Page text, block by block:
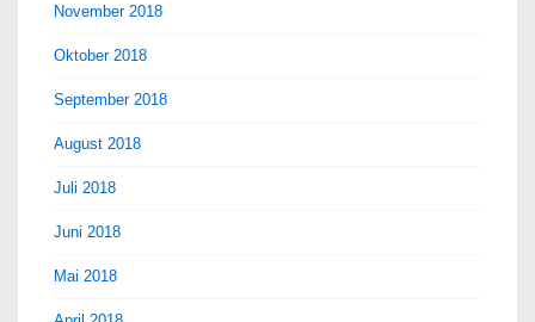
November 2018
Oktober 2018
September 2018
August 2018
Juli 2018
Juni 2018
Mai 2018